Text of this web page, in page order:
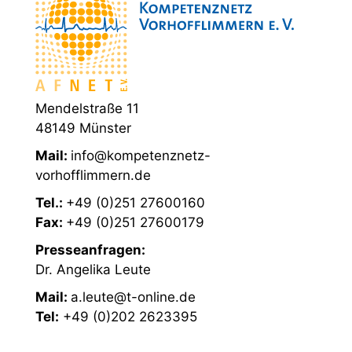
Mendelstraße 11
48149 Münster
Mail: info@kompetenznetz-
vorhofflimmern.de
Tel.: +49 (0)251 27600160
Fax: +49 (0)251 27600179
Presseanfragen:
Dr. Angelika Leute
Mail: a.leute@t-online.de
Tel: +49 (0)202 2623395